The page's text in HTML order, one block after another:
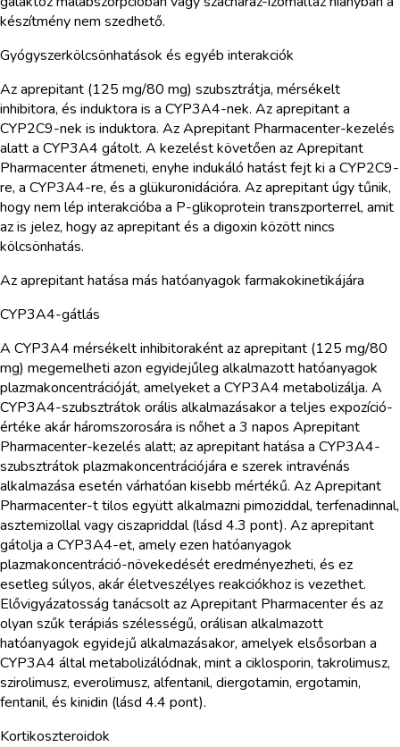
készítmény nem szedhető.
Gyógyszerkölcsönhatások és egyéb interakciók
Az aprepitant (125 mg/80 mg) szubsztrátja, mérsékelt
inhibitora, és induktora is a CYP3A4-nek. Az aprepitant a
CYP2C9-nek is induktora. Az Aprepitant Pharmacenter-kezelés
alatt a CYP3A4 gátolt. A kezelést követően az Aprepitant
Pharmacenter átmeneti, enyhe indukáló hatást fejt ki a CYP2C9-
re, a CYP3A4-re, és a glükuronidációra. Az aprepitant úgy tűnik,
hogy nem lép interakcióba a P-glikoprotein transzporterrel, amit
az is jelez, hogy az aprepitant és a digoxin között nincs
kölcsönhatás.
Az aprepitant hatása más hatóanyagok farmakokinetikájára
CYP3A4-gátlás
A CYP3A4 mérsékelt inhibitoraként az aprepitant (125 mg/80
mg) megemelheti azon egyidejűleg alkalmazott hatóanyagok
plazmakoncentrációját, amelyeket a CYP3A4 metabolizálja. A
CYP3A4-szubsztrátok orális alkalmazásakor a teljes expozíció-
értéke akár háromszorosára is nőhet a 3 napos Aprepitant
Pharmacenter-kezelés alatt; az aprepitant hatása a CYP3A4-
szubsztrátok plazmakoncentrációjára e szerek intravénás
alkalmazása esetén várhatóan kisebb mértékű. Az Aprepitant
Pharmacenter-t tilos együtt alkalmazni pimoziddal, terfenadinnal,
asztemizollal vagy ciszapriddal (lásd 4.3 pont). Az aprepitant
gátolja a CYP3A4-et, amely ezen hatóanyagok
plazmakoncentráció-növekedését eredményezheti, és ez
esetleg súlyos, akár életveszélyes reakciókhoz is vezethet.
Elővigyázatosság tanácsolt az Aprepitant Pharmacenter és az
olyan szűk terápiás szélességű, orálisan alkalmazott
hatóanyagok egyidejű alkalmazásakor, amelyek elsősorban a
CYP3A4 által metabolizálódnak, mint a ciklosporin, takrolimusz,
szirolimusz, everolimusz, alfentanil, diergotamin, ergotamin,
fentanil, és kinidin (lásd 4.4 pont).
Kortikoszteroidok